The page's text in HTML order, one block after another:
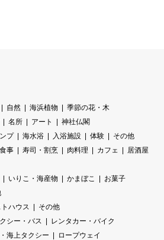
自然 海浜植物
季節の花・木
名所 アート
神社仏閣
プ 海水浴 入浴施設 体験
その他
事 寿司・割烹 肉料理 カフェ
居酒屋
いりこ・海産物 かまぼこ
お菓子
ハウス
その他
シー・バス
レンタカー・バイク
海上タクシー
ロープウェイ